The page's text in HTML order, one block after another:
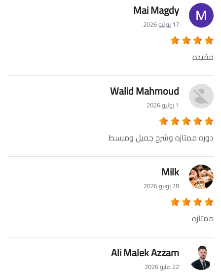
Mai Magdy
17 يوليو 2026
مفيده
Walid Mahmoud
1 يوليو 2026
دوره ممتازه وشرح جميل ومبسط
Milk
28 يونيو 2026
ممتازه
Ali Malek Azzam
22 مايو 2026